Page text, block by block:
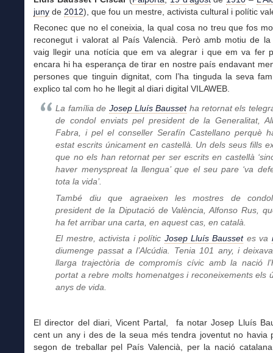
juny de 2012), que fou un mestre, activista cultural i polític
Reconec que no el coneixia, la qual cosa no treu que fos
reconegut i valorat al País Valencià. Però amb motiu de
vaig llegir una notícia que em va alegrar i que em va fer
encara hi ha esperança de tirar en nostre país endavant
persones que tinguin dignitat, com l’ha tinguda la seva
explico tal com ho he llegit al diari digital VILAWEB.
La família de Josep Lluís Baussetha retornat els
de condol enviats pel president de la Generalitat,
Fabra, i pel el conseller Serafín Castellano perquè
estat escrits únicament en castellà. Un dels seus fills
que no els han retornat per ser escrits en castellà
haver menyspreat la llengua’ que el seu pare ‘va
tota la vida’.
També diu que agraeixen les mostres de
president de la Diputació de València, Alfonso Rus,
ha fet arribar una carta, en aquest cas, en català.
El mestre, activista i polític Josep Lluís Baussetes va
diumenge passat a l’Alcúdia. Tenia 101 any, i
llarga trajectòria de compromís cívic amb la nació
portat a rebre molts homenatges i reconeixements els
anys de vida.
El director del diari, Vicent Partal, fa notar Josep Lluís
cent un any i des de la seua més tendra joventut no havia
segon de treballar pel País Valencià, per la nació